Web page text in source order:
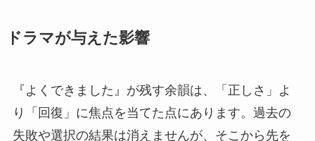
ドラマが与えた影響
『よくできました』が残す余韻は、「正しさ」よ
り「回復」に焦点を当てた点にあります。過去の
失敗や選択の結果は消えませんが、そこから先を